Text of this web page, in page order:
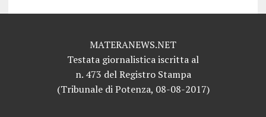
MATERANEWS.NET
Testata giornalistica iscritta al
n. 473 del Registro Stampa
(Tribunale di Potenza, 08-08-2017)